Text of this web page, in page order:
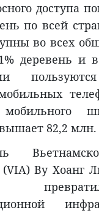
доступа
по всей
во всех
деревень и
82,2 млн.
Ву Хоанг